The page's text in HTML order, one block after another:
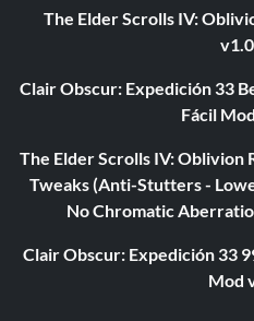
The Elder Scrolls IV:
Clair Obscur: Expedición 33
Fácil
The Elder Scrolls IV: Oblivion
Tweaks (Anti-Stutters -
No Chromatic
Clair Obscur: Expedición 33
Mod